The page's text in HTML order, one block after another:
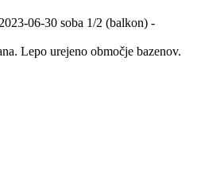
2023-06-30 soba 1/2 (balkon) -
Lepo urejeno območje bazenov.